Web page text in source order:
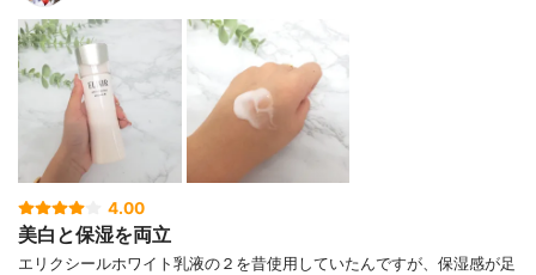
4.00
美白と保湿を両立
エリクシールホワイト乳液の２を昔使用していたんですが、保湿感が足